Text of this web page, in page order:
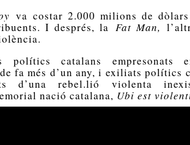
va costar 2.000 milions de
I després, la Fat Man,
polítics catalans empresonats
fa més d’un any, i exiliats polítics
d’una rebel.lió violenta
nació catalana, Ubi est